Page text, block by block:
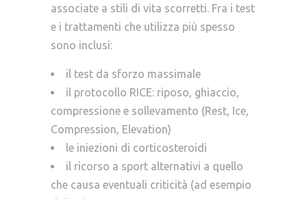
associate a stili di vita scorretti. Fra i test
e i trattamenti che utilizza più spesso
sono inclusi:
il test da sforzo massimale
il protocollo RICE: riposo, ghiaccio,
compressione e sollevamento (Rest, Ice,
Compression, Elevation)
le iniezioni di corticosteroidi
il ricorso a sport alternativi a quello
che causa eventuali criticità (ad esempio